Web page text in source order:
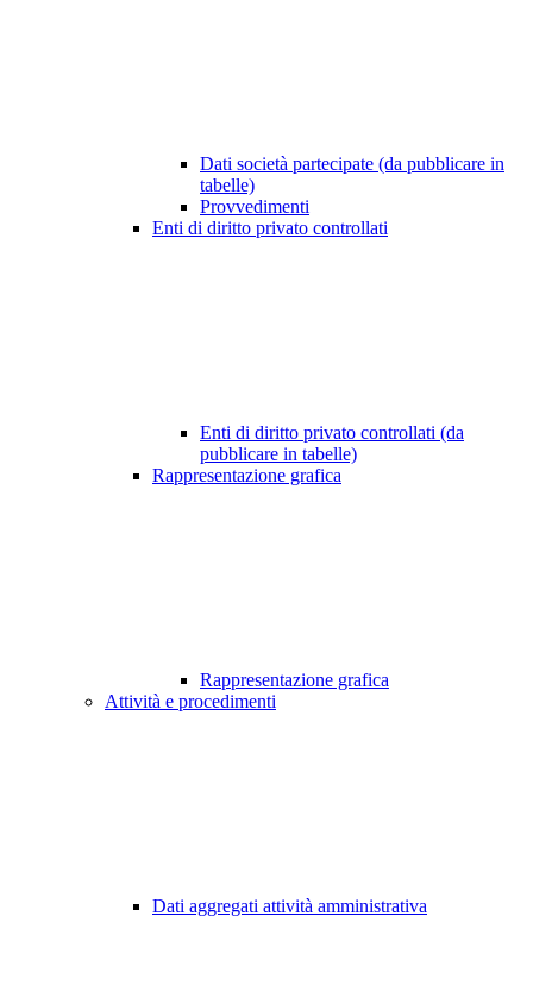
Dati società partecipate (da pubblicare in
tabelle)
Provvedimenti
Enti di diritto privato controllati
Enti di diritto privato controllati (da
pubblicare in tabelle)
Rappresentazione grafica
Rappresentazione grafica
Attività e procedimenti
Dati aggregati attività amministrativa